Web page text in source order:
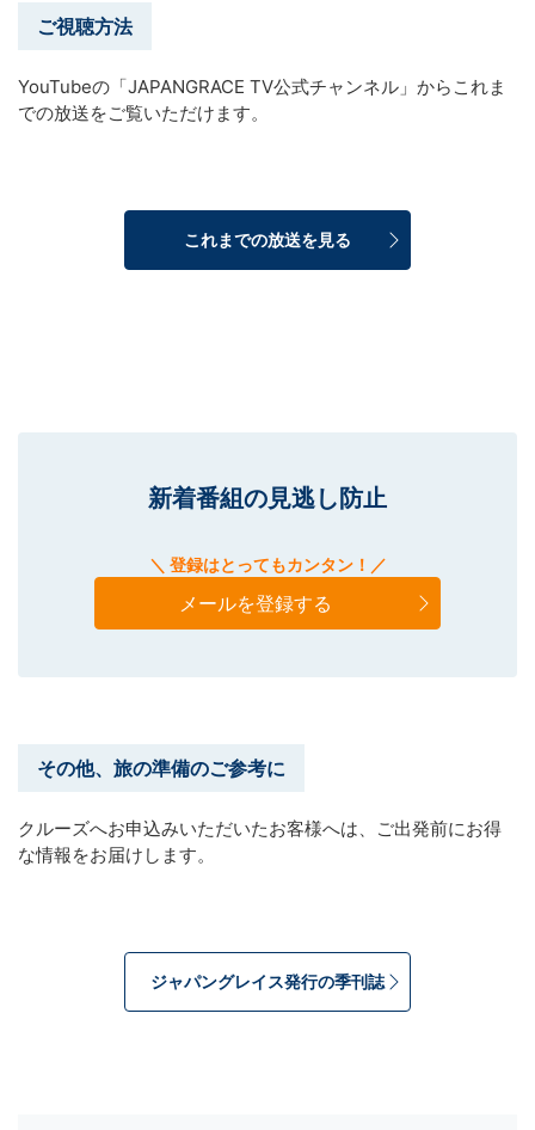
ご視聴方法
YouTubeの「JAPANGRACE TV公式チャンネル」からこれま
での放送をご覧いただけます。
これまでの放送を見る
新着番組の見逃し防止
＼ 登録はとってもカンタン！／
メールを登録する
その他、旅の準備のご参考に
クルーズへお申込みいただいたお客様へは、ご出発前にお得
な情報をお届けします。
ジャパングレイス発行の季刊誌